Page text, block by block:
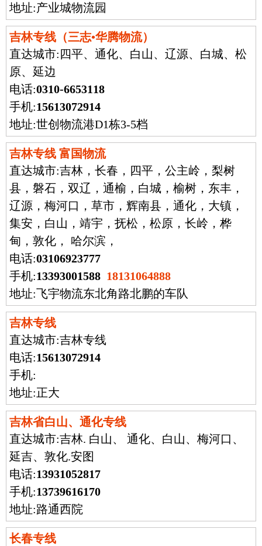
地址:产业城物流园
吉林专线（三志•华腾物流）
直达城市: 四平、通化、白山、辽源、白城、松
原、延边
电话:0310-6653118
手机:15613072914
地址:世创物流港D1栋3-5档
吉林专线 富国物流
直达城市:吉林，长春，四平，公主岭，梨树
县，磐石，双辽，通榆，白城，榆树，东丰，
辽源，梅河口，草市，辉南县，通化，大镇，
集安，白山，靖宇，抚松，松原，长岭，桦
甸，敦化， 哈尔滨，
电话:03106923777
手机:13393001588 18131064888
地址:飞宇物流东北角路北鹏的车队
吉林专线
直达城市:吉林专线
电话:15613072914
手机:
地址:正大
吉林省白山、通化专线
直达城市:吉林. 白山、 通化、白山、梅河口、
延吉、敦化.安图
电话:13931052817
手机:13739616170
地址:路通西院
长春专线